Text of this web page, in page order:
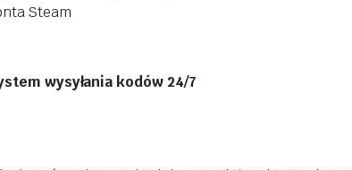
Steam
wysyłania kodów 24/7